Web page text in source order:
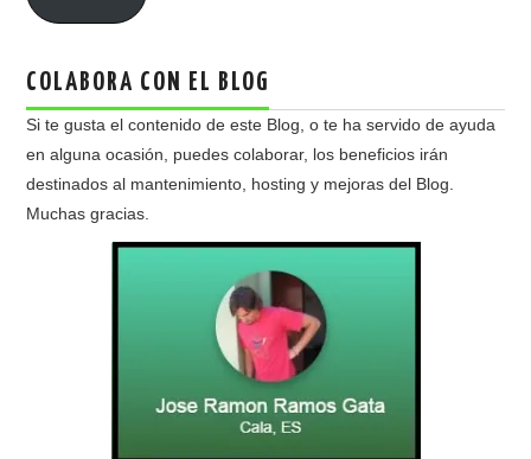
COLABORA CON EL BLOG
Si te gusta el contenido de este Blog, o te ha servido de ayuda
en alguna ocasión, puedes colaborar, los beneficios irán
destinados al mantenimiento, hosting y mejoras del Blog.
Muchas gracias.